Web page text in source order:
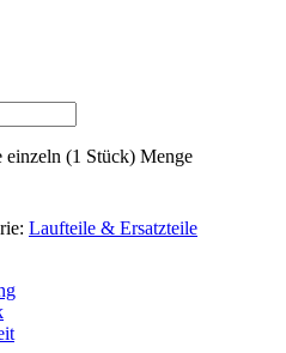
(1 Stück) Menge
Laufteile & Ersatzteile